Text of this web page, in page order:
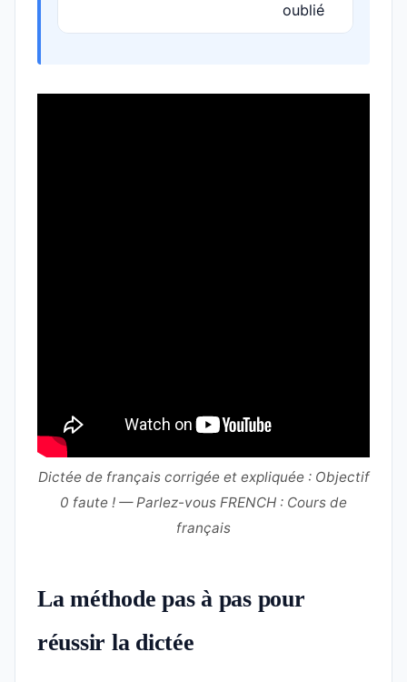
oublié
Dictée de français corrigée et expliquée : Objectif
0 faute ! — Parlez-vous FRENCH : Cours de
français
La méthode pas à pas pour
réussir la dictée